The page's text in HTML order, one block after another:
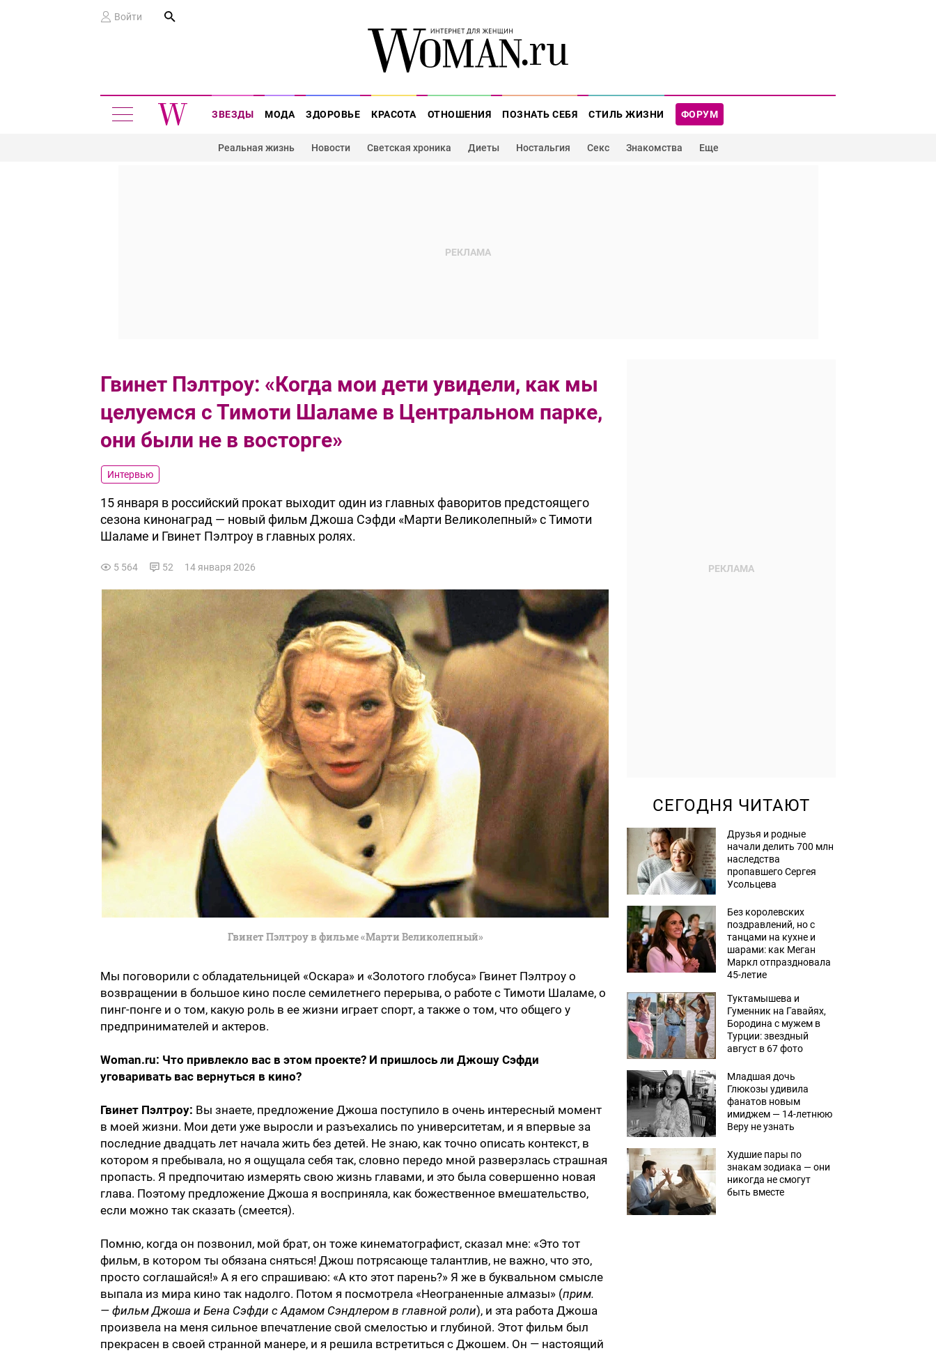
Войти
ФОРУМ
ЗВЕЗДЫ МОДА ЗДОРОВЬЕ КРАСОТА ОТНОШЕНИЯ ПОЗНАТЬ СЕБЯ СТИЛЬ ЖИЗНИ
Реальная жизнь Новости Светская хроника Диеты Ностальгия Секс Знакомства Еще
Гвинет Пэлтроу: «Когда мои дети увидели, как мы
целуемся с Тимоти Шаламе в Центральном парке,
они были не в восторге»
Интервью
15 января в российский прокат выходит один из главных фаворитов предстоящего
сезона кинонаград — новый фильм Джоша Сэфди «Марти Великолепный» с Тимоти
Шаламе и Гвинет Пэлтроу в главных ролях.
5 564 52 14 января 2026
Гвинет Пэлтроу в фильме «Марти Великолепный»
Мы поговорили с обладательницей «Оскара» и «Золотого глобуса» Гвинет Пэлтроу о
возвращении в большое кино после семилетнего перерыва, о работе с Тимоти Шаламе, о
пинг-понге и о том, какую роль в ее жизни играет спорт, а также о том, что общего у
предпринимателей и актеров.
Woman.ru: Что привлекло вас в этом проекте? И пришлось ли Джошу Сэфди
уговаривать вас вернуться в кино?
Гвинет Пэлтроу: Вы знаете, предложение Джоша поступило в очень интересный момент
в моей жизни. Мои дети уже выросли и разъехались по университетам, и я впервые за
последние двадцать лет начала жить без детей. Не знаю, как точно описать контекст, в
котором я пребывала, но я ощущала себя так, словно передо мной разверзлась страшная
пропасть. Я предпочитаю измерять свою жизнь главами, и это была совершенно новая
глава. Поэтому предложение Джоша я восприняла, как божественное вмешательство,
если можно так сказать (смеется).
Помню, когда он позвонил, мой брат, он тоже кинематографист, сказал мне: «Это тот
фильм, в котором ты обязана сняться! Джош потрясающе талантлив, не важно, что это,
просто соглашайся!» А я его спрашиваю: «А кто этот парень?» Я же в буквальном смысле
выпала из мира кино так надолго. Потом я посмотрела «Неограненные алмазы» (прим.
— фильм Джоша и Бена Сэфди с Адамом Сэндлером в главной роли), и эта работа Джоша
произвела на меня сильное впечатление свой смелостью и глубиной. Этот фильм был
прекрасен в своей странной манере, и я решила встретиться с Джошем. Он — настоящий
СЕГОДНЯ ЧИТАЮТ
Друзья и родные
начали делить 700 млн
наследства
пропавшего Сергея
Усольцева
Без королевских
поздравлений, но с
танцами на кухне и
шарами: как Меган
Маркл отпраздновала
45-летие
Туктамышева и
Гуменник на Гавайях,
Бородина с мужем в
Турции: звездный
август в 67 фото
Младшая дочь
Глюкозы удивила
фанатов новым
имиджем — 14-летнюю
Веру не узнать
Худшие пары по
знакам зодиака — они
никогда не смогут
быть вместе